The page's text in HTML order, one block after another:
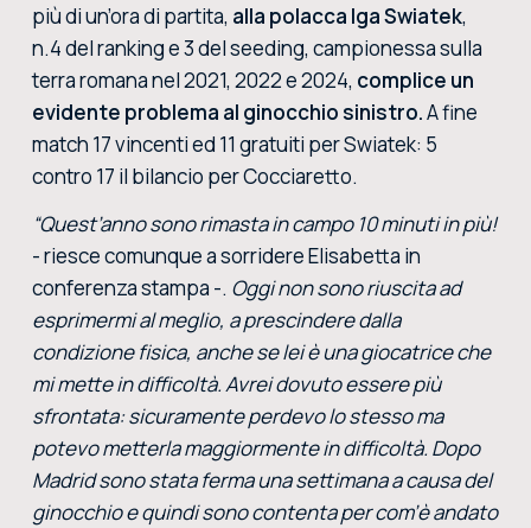
più di un’ora di partita, alla polacca Iga Swiatek,
n.4 del ranking e 3 del seeding, campionessa sulla
terra romana nel 2021, 2022 e 2024, complice un
evidente problema al ginocchio sinistro.A fine
match 17 vincenti ed 11 gratuiti per Swiatek: 5
contro 17 il bilancio per Cocciaretto.
“Quest’anno sono rimasta in campo 10 minuti in più!
- riesce comunque a sorridere Elisabetta in
conferenza stampa -. Oggi non sono riuscita ad
esprimermi al meglio, a prescindere dalla
condizione fisica, anche se lei è una giocatrice che
mi mette in difficoltà. Avrei dovuto essere più
sfrontata: sicuramente perdevo lo stesso ma
potevo metterla maggiormente in difficoltà. Dopo
Madrid sono stata ferma una settimana a causa del
ginocchio e quindi sono contenta per com’è andato